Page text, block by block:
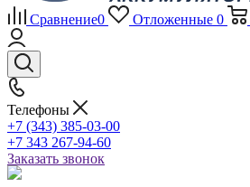
Сравнение0 Отложенные 0
Телефоны
+7 (343) 385-03-00
+7 343 267-94-60
Заказать звонок